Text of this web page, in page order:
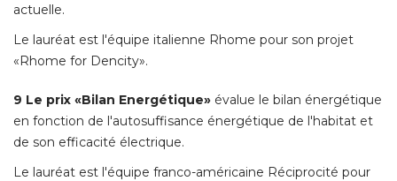
actuelle.
Le lauréat est l'équipe italienne Rhome pour son projet
«Rhome for Dencity».
9 Le prix «Bilan Energétique» évalue le bilan énergétique
en fonction de l'autosuffisance énergétique de l'habitat et
de son efficacité électrique.
Le lauréat est l'équipe franco-américaine Réciprocité pour